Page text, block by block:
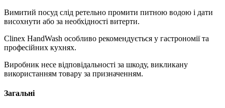
Вимитий посуд слід ретельно промити питною водою і дати
висохнути або за необхідності витерти.
Clinex HandWash особливо рекомендується у гастрономії та
професійних кухнях.
Виробник несе відповідальності за шкоду, викликану
використанням товару за призначенням.
Загальні